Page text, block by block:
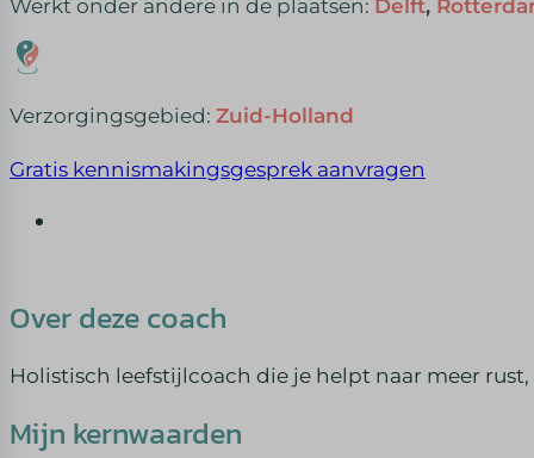
Werkt onder andere in de plaatsen: Delft,
Verzorgingsgebied: Zuid-Holland
Gratis kennismakingsgesprek aanvragen
Over deze coach
Holistisch leefstijlcoach die je helpt naar meer
Mijn kernwaarden